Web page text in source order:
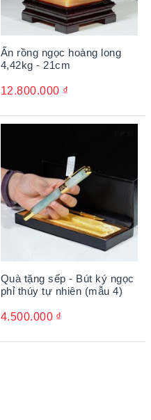
Ấn rồng ngọc hoàng long
4,42kg - 21cm
12.800.000 ₫
Quà tặng sếp - Bút ký ngọc
phỉ thúy tự nhiên (mẫu 4)
4.500.000 ₫